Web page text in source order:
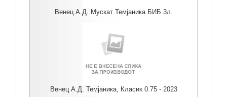
Венец А.Д. Мускат Темјаника БИБ 3л.
Венец А.Д. Темјаника, Класик 0.75 - 2023